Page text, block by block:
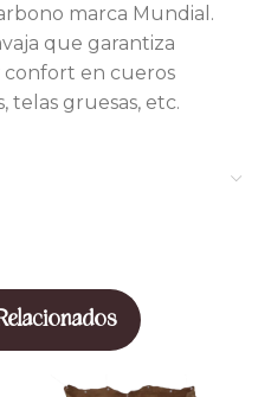
marca Mundial.
que garantiza
en cueros
telas gruesas, etc.